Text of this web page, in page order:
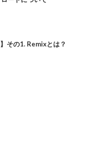
その1. Remixとは？